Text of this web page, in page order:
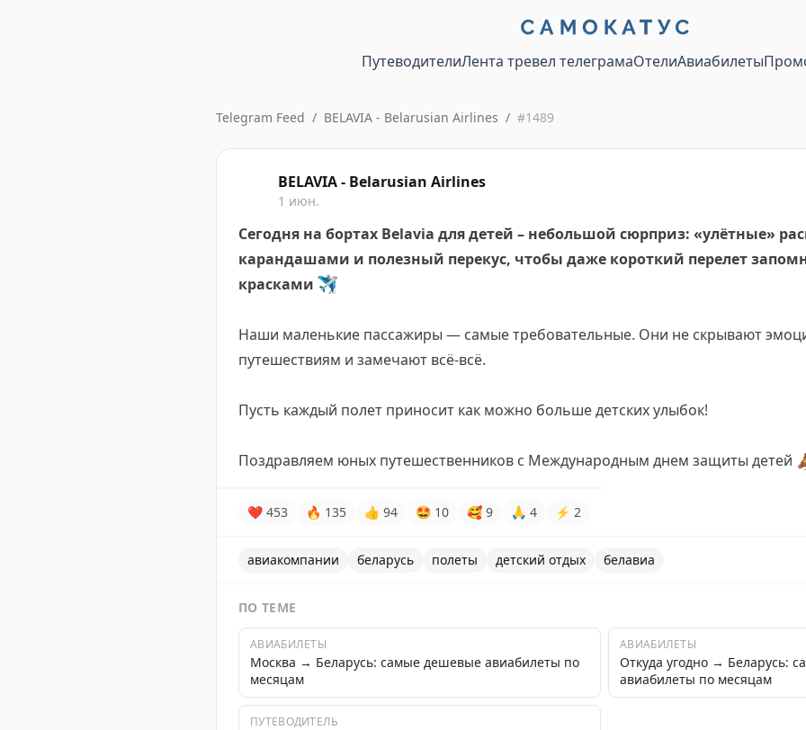
ПутеводителиЛента тревел телеграмаОтелиАвиабилеты
Telegram Feed / BELAVIA - Belarusian Airlines / #1489
BELAVIA - Belarusian Airlines
1 июн.
Сегодня на бортах Belavia для детей – небольшой сюрприз: «улётные»
карандашами и полезный перекус, чтобы даже короткий перелет
красками ✈️
Наши маленькие пассажиры — самые требовательные. Они не скрывают
путешествиям и замечают всё-всё.
Пусть каждый полет приносит как можно больше детских улыбок!
Поздравляем юных путешественников с Международным днем защиты детей
❤ 453 🔥 135 👍 94 🤩 10 🥰 9 🙏 4 ⚡ 2
авиакомпании беларусь полеты детский отдых белавиа
ПО ТЕМЕ
АВИАБИЛЕТЫ
Москва → Беларусь: самые дешевые авиабилеты по
месяцам
АВИАБИЛЕТЫ
Откуда угодно → Беларусь:
авиабилеты по месяцам
ПУТЕВОДИТЕЛЬ